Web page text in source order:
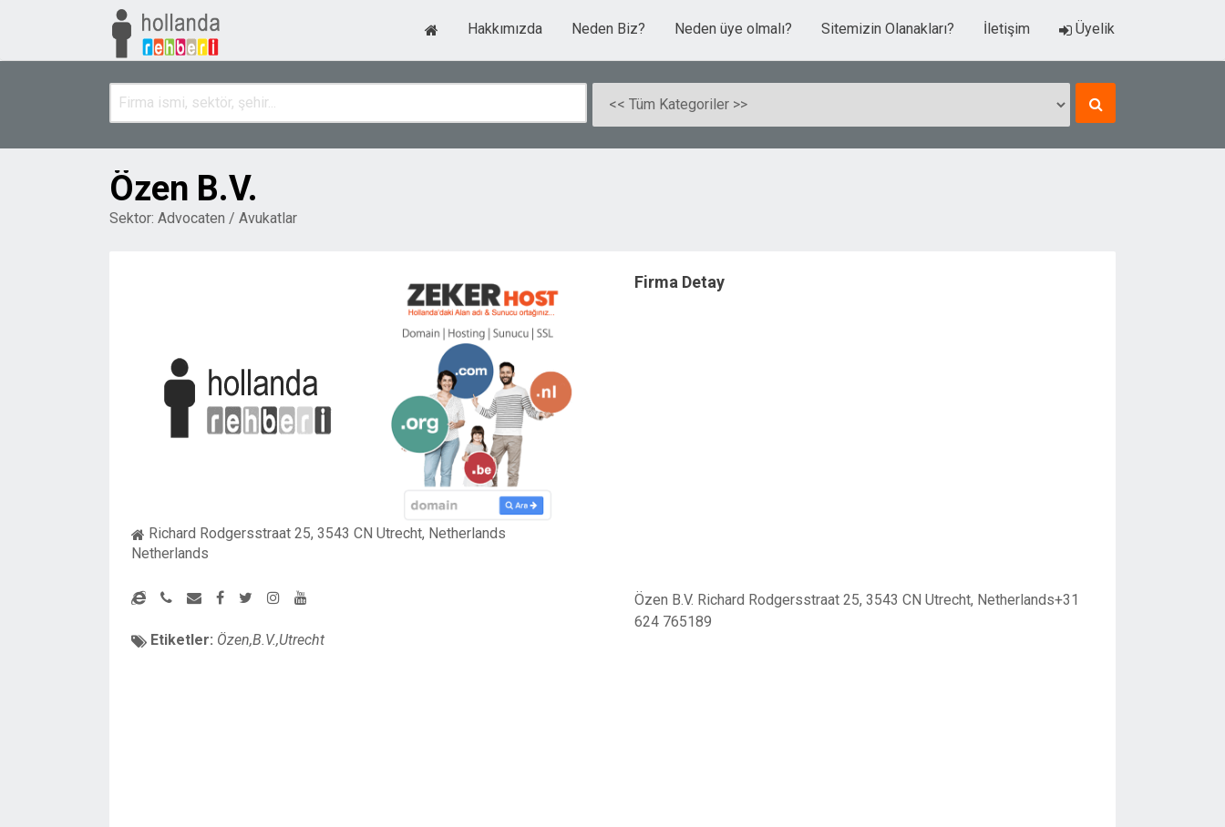
Hakkımızda Neden Biz? Neden üye olmalı? Sitemizin Olanakları? İletişim Üyelik
Özen B.V.
Sektor: Advocaten / Avukatlar
Richard Rodgersstraat 25, 3543 CN Utrecht, Netherlands
Netherlands
Etiketler: Özen,B.V.,Utrecht
Firma Detay
Özen B.V. Richard Rodgersstraat 25, 3543 CN Utrecht, Netherlands+31
624 765189